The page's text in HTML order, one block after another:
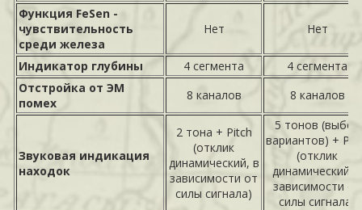
Функция FeSen -
чувствительность
среди железа
Нет Нет
Индикатор глубины 4 сегмента
4 сегмента
Отстройка от ЭМ
помех
8 каналов 8 каналов
Звуковая индикация
находок
2 тона + Pitch
(отклик
динамический, в
зависимости от
силы сигнала)
5 тонов (выбор
вариантов) +
(отклик
динамический, в
зависимости от
силы сигнала)